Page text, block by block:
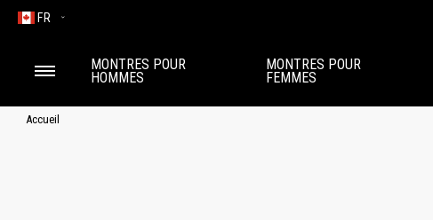
FR
MONTRES POUR
HOMMES
MONTRES POUR
FEMMES
Accueil